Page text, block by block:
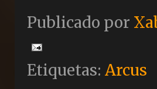
Publicado por
Etiquetas: Arcus